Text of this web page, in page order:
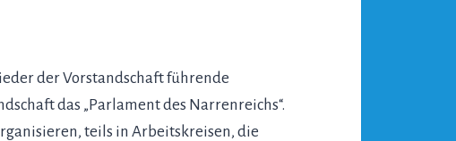
der Vorstandschaft führende
das „Parlament des Narrenreichs“.
teils in Arbeitskreisen, die